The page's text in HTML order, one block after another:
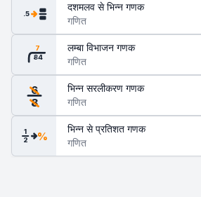
.5
दशमलव से भिन्न गणक
गणित
84
7
लम्बा विभाजन गणक
गणित
6
8
भिन्न सरलीकरण गणक
गणित
1
2 %
भिन्न से प्रतिशत गणक
गणित